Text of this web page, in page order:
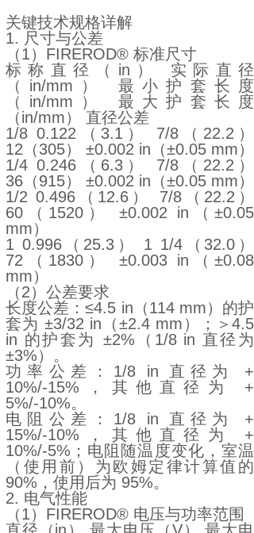
关键技术规格详解
1. 尺寸与公差
（1）FIREROD® 标准尺寸
标称直径（in） 实际直径
（in/mm） 最小护套长度
（in/mm） 最大护套长度
（in/mm） 直径公差
1/8 0.122（3.1） 7/8（22.2）
12（305） ±0.002 in（±0.05 mm）
1/4 0.246（6.3） 7/8（22.2）
36（915） ±0.002 in（±0.05 mm）
1/2 0.496（12.6） 7/8（22.2）
60（1520） ±0.002 in（±0.05
mm）
1 0.996（25.3） 1 1/4（32.0）
72（1830） ±0.003 in（±0.08
mm）
（2）公差要求
长度公差：≤4.5 in（114 mm）的护
套为 ±3/32 in（±2.4 mm）；＞4.5
in 的护套为 ±2%（1/8 in 直径为
±3%）。
功率公差：1/8 in 直径为 +
10%/-15%，其他直径为 +
5%/-10%。
电阻公差：1/8 in 直径为 +
15%/-10%，其他直径为 +
10%/-5%；电阻随温度变化，室温
（使用前）为欧姆定律计算值的
90%，使用后为 95%。
2. 电气性能
（1）FIREROD® 电压与功率范围